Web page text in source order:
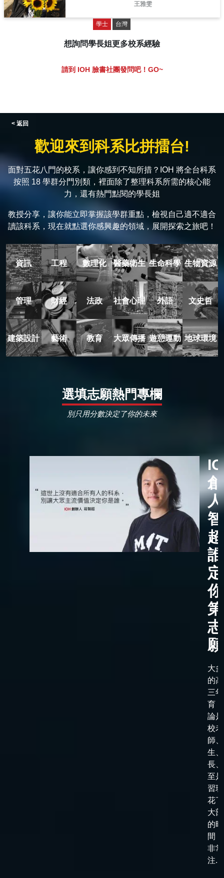
王雅雯
學士 台灣
想詢問學長姐更多校系經驗
請到 IOH 臉書社團發問吧！GO~
< 返回
歡迎來到科系比拼擂台!
面對五花八門的校系，讓你感到不知所措？IOH 將全台科系
按照 18 學群分門別類，裡面除了整理科系所需的核心能
力，還有熱門點閱的學長姐
教授分享，讓你能立即掌握該學群重點，檢視自己適不適合
讀該科系，現在就點選你感興趣的領域，展開探索之旅吧！
資訊 工程 數理化 醫藥衛生 生命科學 生物資源
管理 財經 法政 社會心理 外語 文史哲
建築設計 藝術 教育 大眾傳播 遊憩運動 地球環境
選填志願熱門專欄
別只用分數決定了你的未來
智
志
大
的
三
育
論
校老
師
生
長
至
習
花
大
的時
間
非
注...